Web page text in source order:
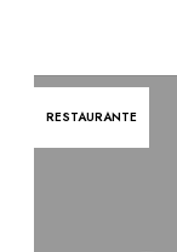
RESTAURANTE